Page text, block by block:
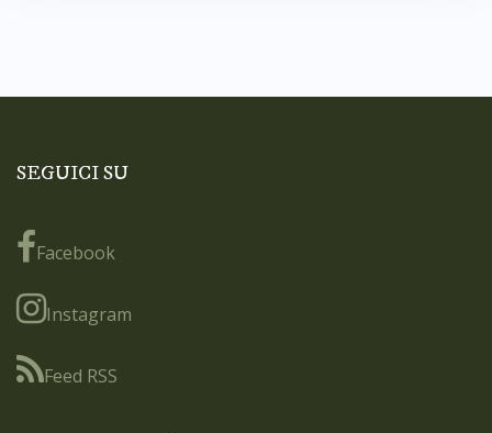
SEGUICI SU
Facebook
Instagram
Feed RSS